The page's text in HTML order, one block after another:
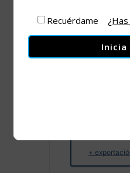
+
Recuérdame
Inicia